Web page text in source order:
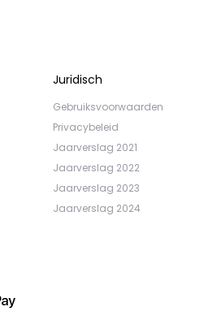
Juridisch
Gebruiksvoorwaarden
Privacybeleid
Jaarverslag 2021
Jaarverslag 2022
Jaarverslag 2023
Jaarverslag 2024